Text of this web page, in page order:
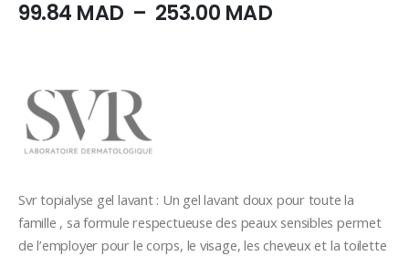
99.84 MAD – 253.00 MADPlage
Svr topialyse gel lavant : Un gel lavant doux pour toute la
famille , sa formule respectueuse des peaux sensibles permet
de l’employer pour le corps, le visage, les cheveux et la toilette